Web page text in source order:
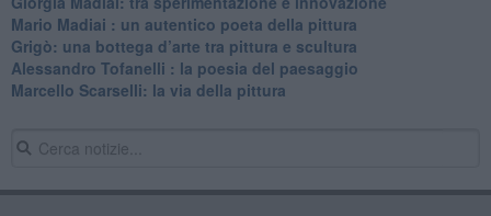
Mario Madiai : un autentico poeta della pittura
Grigò: una bottega d’arte tra pittura e scultura
Alessandro Tofanelli : la poesia del paesaggio
​Marcello Scarselli: la via della pittura